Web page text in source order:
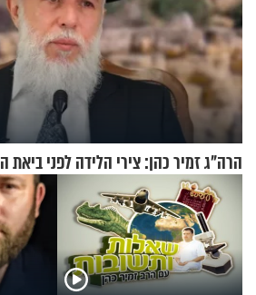
הרה"ג זמיר כהן: צירי הלידה לפני ביאת